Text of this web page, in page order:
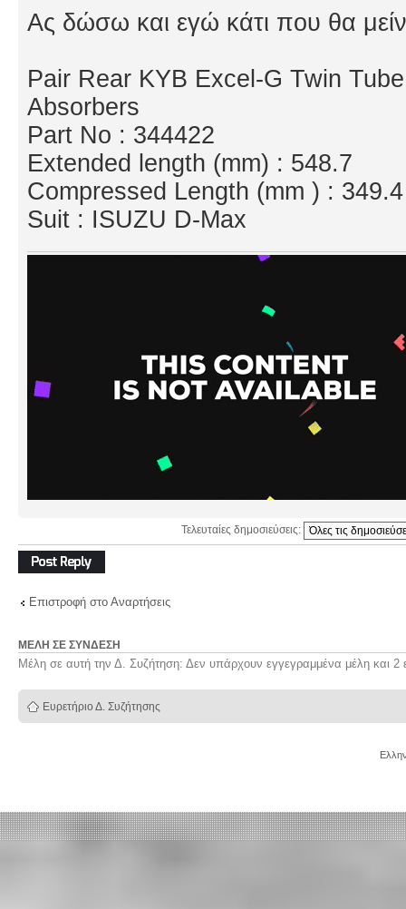
Ας δώσω και εγώ κάτι που θα
Pair Rear KYB Excel-G Twin
Absorbers
Part No : 344422
Extended length (mm) : 548.7
Compressed Length (mm ) : 349.4
Suit : ISUZU D-Max
Τελευταίες δημοσιεύσεις:
Δημιουργία
απάντησης
Επιστροφή στο Αναρτήσεις
ΜΈΛΗ ΣΕ ΣΎΝΔΕΣΗ
Μέλη σε αυτή την Δ. Συζήτηση: Δεν υπάρχουν εγγεγραμμένα μέλη και 2
Ευρετήριο Δ. Συζήτησης